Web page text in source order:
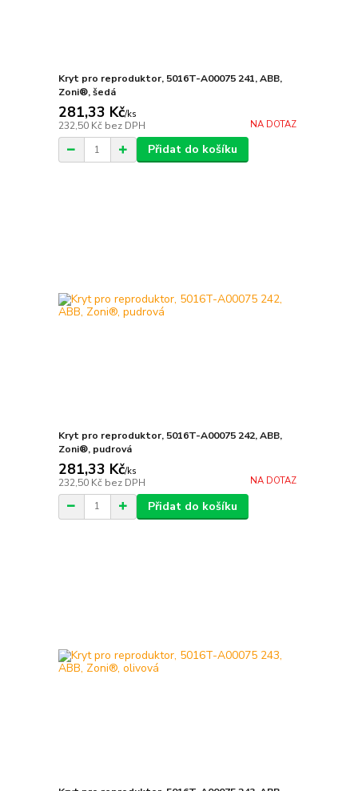
Kryt pro reproduktor, 5016T-A00075 241, ABB,
Zoni®, šedá
281,33 Kč/ks
232,50 Kč bez DPH NA DOTAZ
Přidat do košíku
Kryt pro reproduktor, 5016T-A00075 242, ABB,
Zoni®, pudrová
281,33 Kč/ks
232,50 Kč bez DPH NA DOTAZ
Přidat do košíku